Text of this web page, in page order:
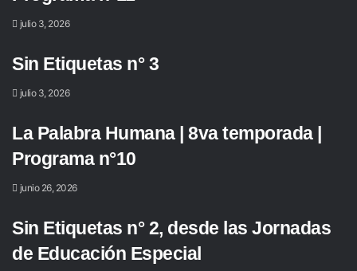
julio 3, 2026
Sin Etiquetas n° 3
julio 3, 2026
La Palabra Humana | 8va temporada |
Programa n°10
junio 26, 2026
Sin Etiquetas n° 2, desde las Jornadas
de Educación Especial